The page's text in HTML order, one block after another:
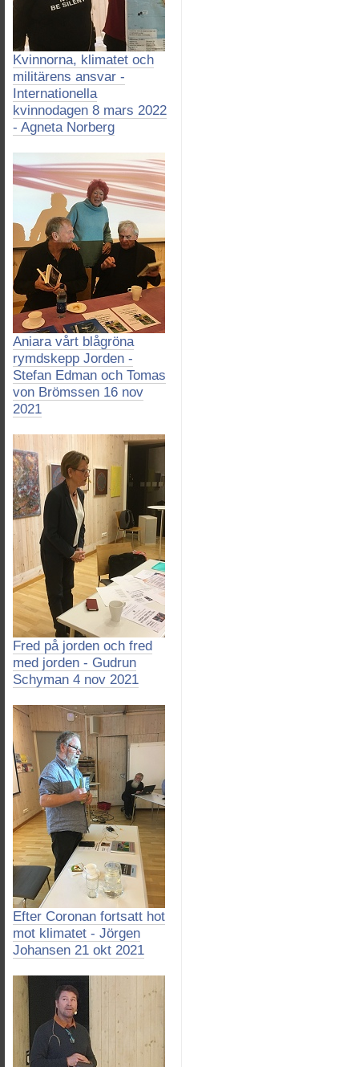
Kvinnorna, klimatet och
militärens ansvar -
Internationella
kvinnodagen 8 mars 2022
- Agneta Norberg
Aniara vårt blågröna
rymdskepp Jorden -
Stefan Edman och Tomas
von Brömssen 16 nov
2021
Fred på jorden och fred
med jorden - Gudrun
Schyman 4 nov 2021
Efter Coronan fortsatt hot
mot klimatet - Jörgen
Johansen 21 okt 2021